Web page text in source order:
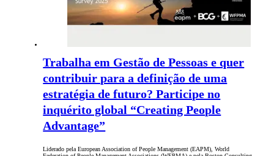
Trabalha em Gestão de Pessoas e quer
contribuir para a definição de uma
estratégia de futuro? Participe no
inquérito global “Creating People
Advantage”
Liderado pela European Association of People Management (EAPM), World